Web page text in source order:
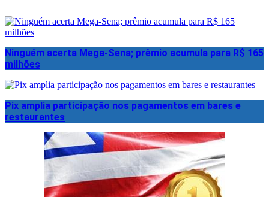
Ninguém acerta Mega-Sena; prêmio acumula para R$ 165
milhões
Pix amplia participação nos pagamentos em bares e
restaurantes